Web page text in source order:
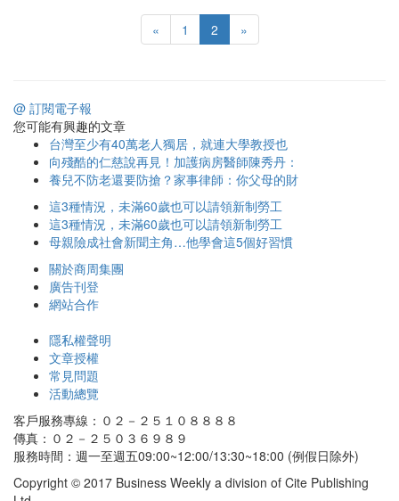
« 1 2 »
@ 訂閱電子報
您可能有興趣的文章
台灣至少有40萬老人獨居，就連大學教授也
向殘酷的仁慈說再見！加護病房醫師陳秀丹：
養兒不防老還要防搶？家事律師：你父母的財
這3種情況，未滿60歲也可以請領新制勞工
這3種情況，未滿60歲也可以請領新制勞工
母親險成社會新聞主角…他學會這5個好習慣
關於商周集團
廣告刊登
網站合作
隱私權聲明
文章授權
常見問題
活動總覽
客戶服務專線：０２－２５１０８８８８
傳真：０２－２５０３６９８９
服務時間：週一至週五09:00~12:00/13:30~18:00 (例假日除外)
Copyright © 2017 Business Weekly a division of Cite Publishing